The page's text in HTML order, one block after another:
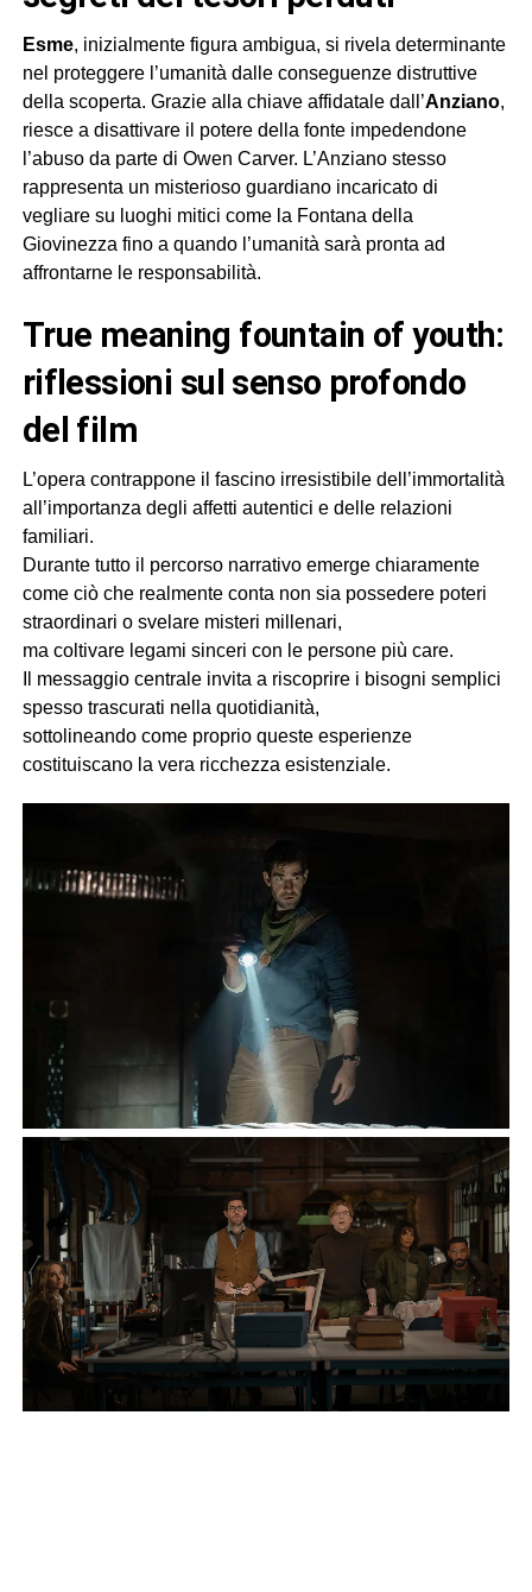
Esme, inizialmente figura ambigua, si rivela determinante
nel proteggere l’umanità dalle conseguenze distruttive
della scoperta. Grazie alla chiave affidatale dall’Anziano,
riesce a disattivare il potere della fonte impedendone
l’abuso da parte di Owen Carver. L’Anziano stesso
rappresenta un misterioso guardiano incaricato di
vegliare su luoghi mitici come la Fontana della
Giovinezza fino a quando l’umanità sarà pronta ad
affrontarne le responsabilità.
true meaning fountain of youth:
riflessioni sul senso profondo
del film
L’opera contrappone il fascino irresistibile dell’immortalità
all’importanza degli affetti autentici e delle relazioni
familiari.
Durante tutto il percorso narrativo emerge chiaramente
come ciò che realmente conta non sia possedere poteri
straordinari o svelare misteri millenari,
ma coltivare legami sinceri con le persone più care.
Il messaggio centrale invita a riscoprire i bisogni semplici
spesso trascurati nella quotidianità,
sottolineando come proprio queste esperienze
costituiscano la vera ricchezza esistenziale.